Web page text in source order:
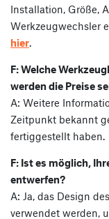
Installation, Größe,
Werkzeugwechsler
hier.
F: Welche
werden die Preise
A: Weitere
Zeitpunkt bekannt
fertiggestellt haben.
F: Ist es möglich,
entwerfen?
A: Ja, das Design
verwendet werden,